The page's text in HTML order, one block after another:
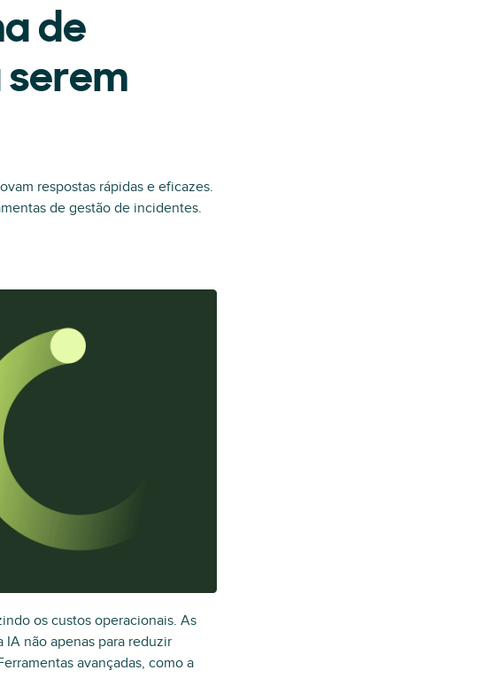
de
serem
respostas rápidas e eficazes.
de gestão de incidentes.
os custos operacionais. As
IA não apenas para reduzir
avançadas, como a